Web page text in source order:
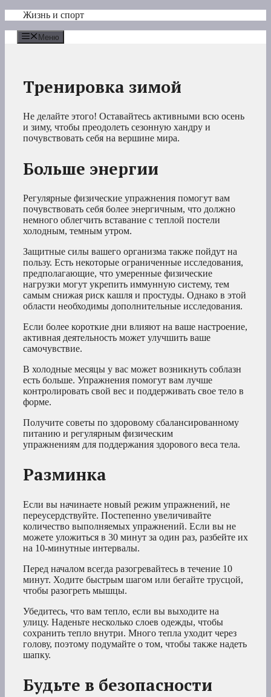
Перейти
содержимому
Жизнь и спорт
Меню
Тренировка зимой
Не делайте этого! Оставайтесь активными всю осень
и зиму, чтобы преодолеть сезонную хандру и
почувствовать себя на вершине мира.
Больше энергии
Регулярные физические упражнения помогут вам
почувствовать себя более энергичным, что должно
немного облегчить вставание с теплой постели
холодным, темным утром.
Защитные силы вашего организма также пойдут на
пользу. Есть некоторые ограниченные исследования,
предполагающие, что умеренные физические
нагрузки могут укрепить иммунную систему, тем
самым снижая риск кашля и простуды. Однако в этой
области необходимы дополнительные исследования.
Если более короткие дни влияют на ваше настроение,
активная деятельность может улучшить ваше
самочувствие.
В холодные месяцы у вас может возникнуть соблазн
есть больше. Упражнения помогут вам лучше
контролировать свой вес и поддерживать свое тело в
форме.
Получите советы по здоровому сбалансированному
питанию и регулярным физическим
упражнениям для поддержания здорового веса тела.
Разминка
Если вы начинаете новый режим упражнений, не
переусердствуйте. Постепенно увеличивайте
количество выполняемых упражнений. Если вы не
можете уложиться в 30 минут за один раз, разбейте их
на 10-минутные интервалы.
Перед началом всегда разогревайтесь в течение 10
минут. Ходите быстрым шагом или бегайте трусцой,
чтобы разогреть мышцы.
Убедитесь, что вам тепло, если вы выходите на
улицу. Наденьте несколько слоев одежды, чтобы
сохранить тепло внутри. Много тепла уходит через
голову, поэтому подумайте о том, чтобы также надеть
шапку.
Будьте в безопасности